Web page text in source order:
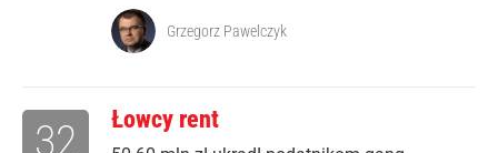
Grzegorz Pawelczyk
Łowcy rent
32